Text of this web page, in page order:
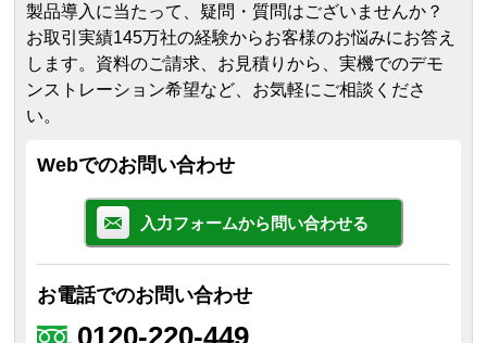
製品導入に当たって、疑問・質問はございませんか？
お取引実績145万社の経験からお客様のお悩みにお答え
します。 資料のご請求、お見積りから、実機でのデモ
ンストレーション希望など、お気軽にご相談くださ
い。
Webでのお問い合わせ
入力フォームから問い合わせる
お電話でのお問い合わせ
0120-220-449